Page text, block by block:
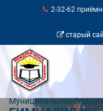
2-32-62
старый
Муниципальное